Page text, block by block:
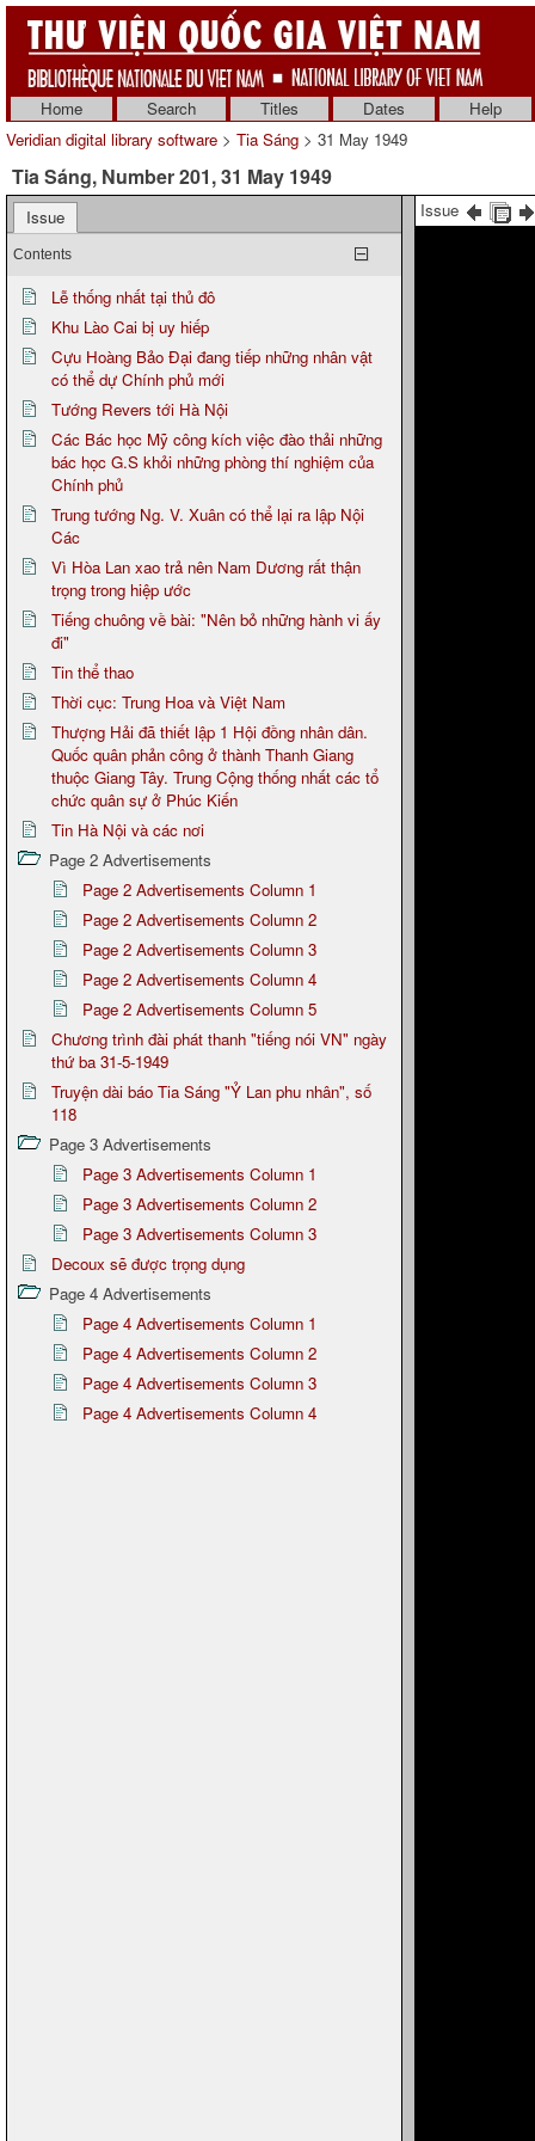
Home Search Titles Dates
Help
Veridian digital library software > Tia Sáng > 31 May 1949
Tia Sáng, Number 201, 31 May 1949
Issue
Contents
Lễ thống nhất tại thủ đô
Khu Lào Cai bị uy hiếp
Cựu Hoàng Bảo Đại đang tiếp những nhân vật
có thể dự Chính phủ mới
Tướng Revers tới Hà Nội
Các Bác học Mỹ công kích việc đào thải những
bác học G.S khỏi những phòng thí nghiệm của
Chính phủ
Trung tướng Ng. V. Xuân có thể lại ra lập Nội
Các
Vì Hòa Lan xao trả nên Nam Dương rất thận
trọng trong hiệp ước
Tiếng chuông về bài: "Nên bỏ những hành vi ấy
đi"
Tin thể thao
Thời cục: Trung Hoa và Việt Nam
Thượng Hải đã thiết lập 1 Hội đồng nhân dân.
Quốc quân phản công ở thành Thanh Giang
thuộc Giang Tây. Trung Cộng thống nhất các tổ
chức quân sự ở Phúc Kiến
Tin Hà Nội và các nơi
Page 2 Advertisements
Page 2 Advertisements Column 1
Page 2 Advertisements Column 2
Page 2 Advertisements Column 3
Page 2 Advertisements Column 4
Page 2 Advertisements Column 5
Chương trình đài phát thanh "tiếng nói VN" ngày
thứ ba 31-5-1949
Truyện dài báo Tia Sáng "Ỷ Lan phu nhân", số
118
Page 3 Advertisements
Page 3 Advertisements Column 1
Page 3 Advertisements Column 2
Page 3 Advertisements Column 3
Decoux sẽ được trọng dụng
Page 4 Advertisements
Page 4 Advertisements Column 1
Page 4 Advertisements Column 2
Page 4 Advertisements Column 3
Page 4 Advertisements Column 4
Issue